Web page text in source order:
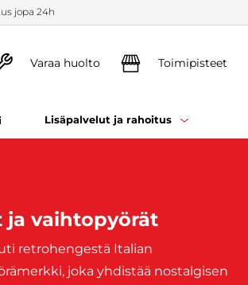
jopa 24h
Varaa huolto Toimipisteet
Lisäpalvelut ja rahoitus
ja vaihtopyörät
retrohengestä Italian
joka yhdistää nostalgisen